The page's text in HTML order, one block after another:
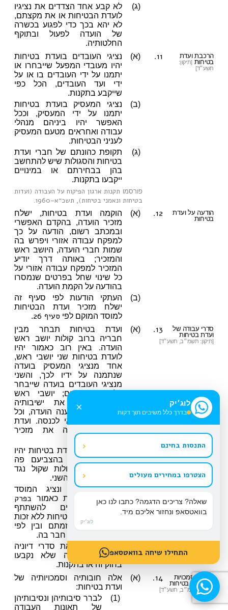
(ג)
לא קבע אחד הצדדים את נציגיו
לועדת הבטיחות או את מקצתם,
לא יהא בכך כדי לפגוע בכשרה
של הועדה לפעול ובתוקף
החלטותיה.
11.
הרכבת ועדת
בטיחות[תיקון:
תשע״ד]
(א)
נציגי העובדים בועדת בטיחות
יהיו מעובדי המפעל שייבחרו או
יתמנו על ידי העובדים בו או על
ידי ועד העובדים, הכל כפי
שייקבע בתקנות.
(ב)
נציגי המעסיק בועדת בטיחות
יתמנו על ידי המעסיק, וככל
האפשר יהיו ביניהם מנהלי
עבודה ואחראים מטעם המעסיק
לעניני הבטיחות.
(ג)
תקופת כהונתם של חברי ועדת
בטיחות והסגולות שיש להתחשב
בהן בבחירתם או במינויים
ייקבעו בתקנות.
פורסמו תקנות ארגון הפיקוח על העבודה (ועדות
בטיחות ונאמני בטיחות), תשכ״א–1960
12.
הודעה על ועדת
בטיחות
(א)
הוקמה ועדת בטיחות, ישלח
מזכיר הועדה, בהקדם האפשרי
ובמכתב רשום, הודעה על כך
למפקח עבודה אזורי ויפרש בה
שמות חברי הועדה, היושב ראש
והמזכיר; באותה דרך יודיע
המזכיר למפקח עבודה אזורי על
כל שינוי שחל בפרטים שנמסרו
בהודעה על הקמת הועדה.
(ב)
העתקי הודעות לפי סעיף זה
ישלח מזכיר ועדת הבטיחות
למוסד המוקם לפי סעיף 26 .
13.
סדרי עבודה של
ועדת בטיחות
[תיקון: תשמ״ב, תשע״ד]
(א)
ועדת בטיחות תבחר מבין
חבריה ברוב קולות יושב ראש
הועדה. באין רוב כאמור יהיו
לועדת בטיחות שני יושבי ראש,
אחד מנציגי המעסיק בועדה
שנתמנה על ידיו לכך, והשני
מנציגי העובדים בועדה שייבחר
על ידי הנציגים; יושבי ראש
הועדה ינהלו את ישיבותיה
בתורנות שתקבענה הועדה, וכל
אחד מהם רשאי לכנסה. ועדת
הבטיחות תמנה את מזכיר
בכל הצבעה בועדת בטיחות יהיו
לנציגי כל צד, בהצביעם פה
אחד, מספר קולות שקול נגד
קולות נציגי הצד השני.
(ג)
מפקח עבודה ונציג המוסד
לבטיחות ולגיהות כאמור בפרק
השלישירשאים להשתתף
בישיבות ועדת בטיחות ללא זכות
הצבעה, בין מיזמתם ובין לפי
הזמנת הועדה או חבר בה.
הועדה תקבע את סדרי דיוניה
ועבודתה במידה שלא נקבעו
בחוק זה או בתקנות.
14.
חובות וסמכויות
של ועדת בטיחות
[תיקון: תשמ״ב, תשע״ד]
(א)
אלה חובותיה וסמכויותיה של
ועדת בטיחות:
(1)
לברר סיבותיהן ונסיבותיהן
של תאונות העבודה
לוג׳יק
בדרך כלל משיבים תוך דקות ×
התנסות בחינם ‹
הצטרפו במחירים מעולים ‹
שאלה? צריכים הדגמה? כתבו לנו כאן
בוואטסאפ ונחזור אליכם מיד.
לוג׳יק
התחילו שיחה בוואטסאפ